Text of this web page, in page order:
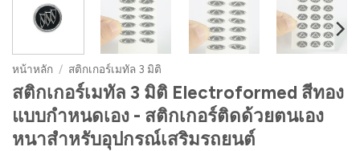
หน้าหลัก / สติกเกอร์เมทัล 3 มิติ
สติกเกอร์เมทัล 3 มิติ Electroformed สีทอง
แบบกำหนดเอง - สติกเกอร์ติดด้วยตนเอง
หนาสำหรับอุปกรณ์เสริมรถยนต์